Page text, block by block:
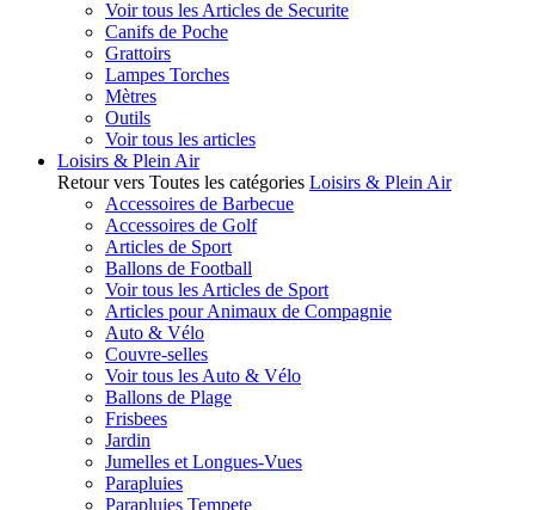
Voir tous les Articles de Securite
Canifs de Poche
Grattoirs
Lampes Torches
Mètres
Outils
Voir tous les articles
Loisirs & Plein Air
Retour vers Toutes les catégories Loisirs & Plein Air
Accessoires de Barbecue
Accessoires de Golf
Articles de Sport
Ballons de Football
Voir tous les Articles de Sport
Articles pour Animaux de Compagnie
Auto & Vélo
Couvre-selles
Voir tous les Auto & Vélo
Ballons de Plage
Frisbees
Jardin
Jumelles et Longues-Vues
Parapluies
Parapluies Tempete